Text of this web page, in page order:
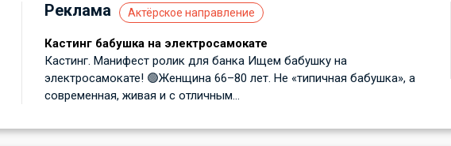
Реклама Актёрское направление
Кастинг бабушка на электросамокате
Кастинг. Манифест ролик для банка Ищем бабушку на
электросамокате! 🟢Женщина 66–80 лет. Не «типичная бабушка», а
современная, живая и с отличным...